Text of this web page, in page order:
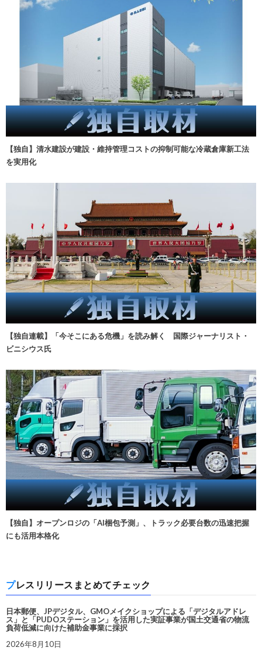
【独自】清水建設が建設・維持管理コストの抑制可能な冷蔵倉庫新工法
を実用化
【独自連載】「今そこにある危機」を読み解く 国際ジャーナリスト・
ビニシウス氏
【独自】オープンロジの「AI梱包予測」、トラック必要台数の迅速把握
にも活用本格化
プレスリリースまとめてチェック
日本郵便、JPデジタル、GMOメイクショップによる「デジタルアドレ
ス」と「PUDOステーション」を活用した実証事業が国土交通省の物流
負荷低減に向けた補助金事業に採択
2026年8月10日